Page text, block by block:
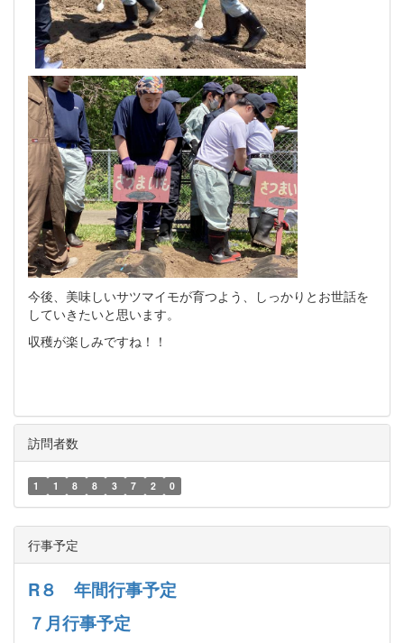
今後、美味しいサツマイモが育つよう、しっかりとお世話を
していきたいと思います。
収穫が楽しみですね！！
訪問者数
1 1 8 8 3 7 2 0
行事予定
R８ 年間行事予定
７月行事予定